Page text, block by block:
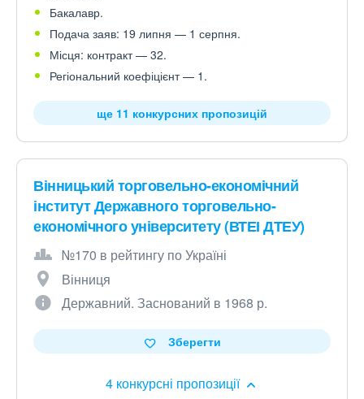
Бакалавр.
Подача заяв: 19 липня — 1 серпня.
Місця: контракт — 32.
Регіональний коефіцієнт — 1.
ще 11 конкурсних пропозицій
Вінницький торговельно-економічний
інститут Державного торговельно-
економічного університету (ВТЕІ ДТЕУ)
№170 в рейтингу по Україні
Вінниця
Державний. Заснований в 1968 р.
4 конкурсні пропозиції
Зберегти